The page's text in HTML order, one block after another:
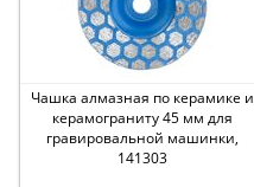
Чашка алмазная по керамике и
керамограниту 45 мм для
гравировальной машинки,
141303